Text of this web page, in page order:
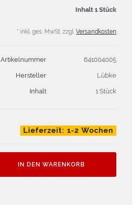
Inhalt 1 Stück
* inkl. ges. MwSt. zzgl. Versandkosten
Artikelnummer 641004005
Hersteller Lübke
Inhalt 1 Stück
Lieferzeit: 1-2 Wochen
IN DEN WARENKORB